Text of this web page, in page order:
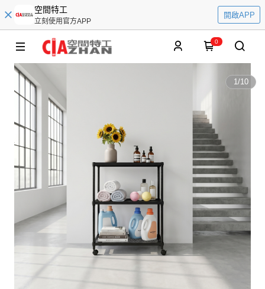
空間特工
立刻使用官方APP
開啟APP
0
1/10